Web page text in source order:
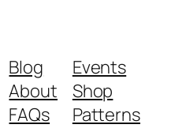
Blog
About
FAQs
Events
Shop
Patterns